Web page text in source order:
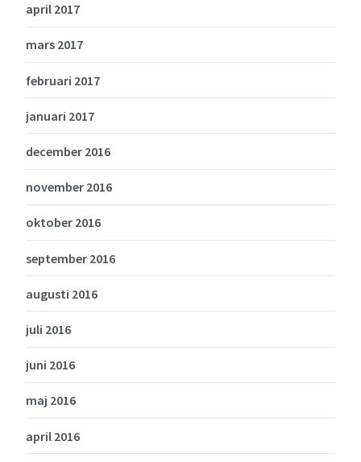
april 2017
mars 2017
februari 2017
januari 2017
december 2016
november 2016
oktober 2016
september 2016
augusti 2016
juli 2016
juni 2016
maj 2016
april 2016